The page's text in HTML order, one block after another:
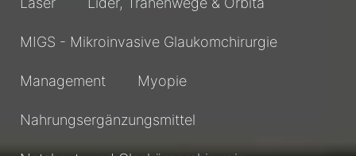
MIGS - Mikroinvasive Glaukomchirurgie
Management Myopie
Nahrungsergänzungsmittel